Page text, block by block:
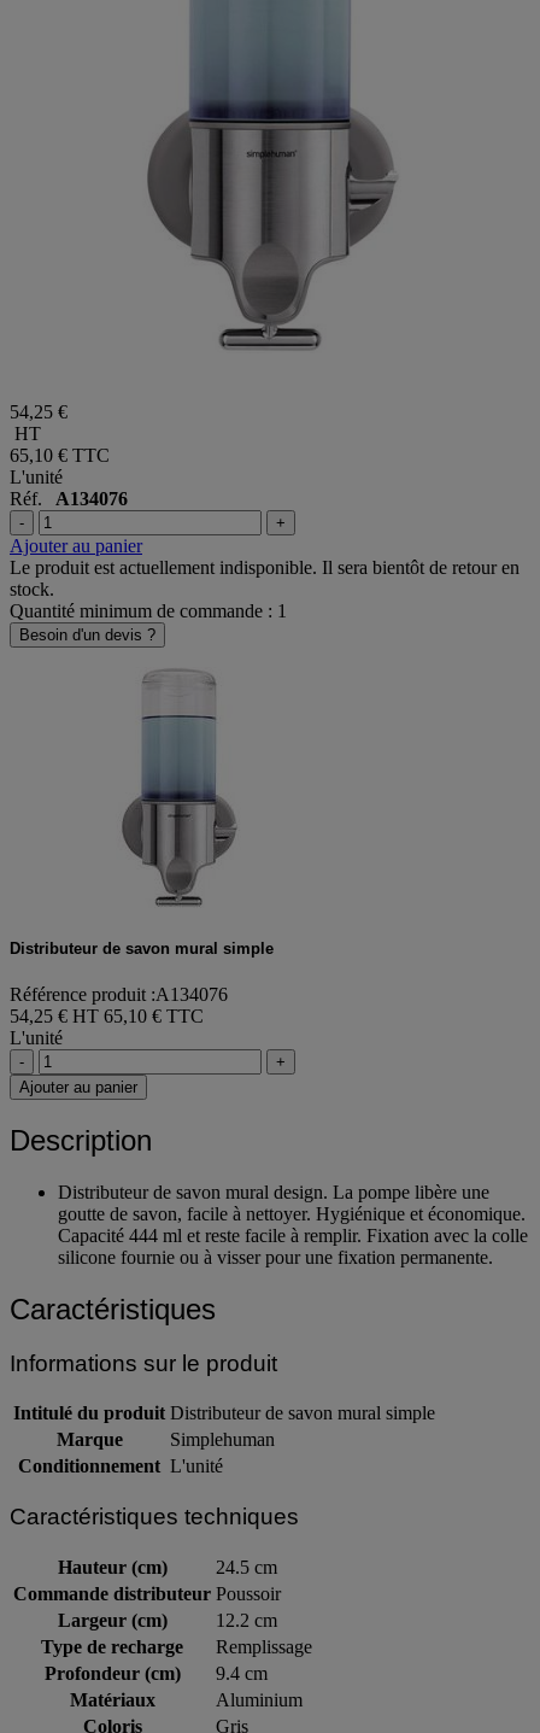
54,25 €
HT
65,10 €
L'unité
Réf.A134076
- +
Ajouter au panier
Le produit est actuellement indisponible. Il sera bientôt de retour en
stock.
Quantité minimum de commande : 1
Besoin d'un devis ?
Référence produit :A134076
54,25 € HT
L'unité
-
Description
Distributeur de savon mural design. La pompe libère une
goutte de savon, facile à nettoyer. Hygiénique et économique.
Capacité 444 ml et reste facile à remplir. Fixation avec la colle
Caractéristiques
Informations sur le produit
Intitulé du produit
Distributeur de savon mural simple
Marque
Simplehuman
Caractéristiques techniques
Hauteur (cm)
24.5 cm
Commande distributeur
Poussoir
Largeur (cm)
12.2 cm
Type de recharge
Remplissage
Profondeur (cm)
9.4 cm
Matériaux
Aluminium